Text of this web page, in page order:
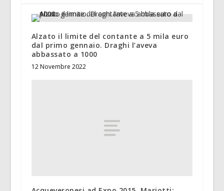
Alzato il limite del contante a 5 mila euro
dal primo gennaio. Draghi l’aveva
abbassato a 1000
12 Novembre 2022